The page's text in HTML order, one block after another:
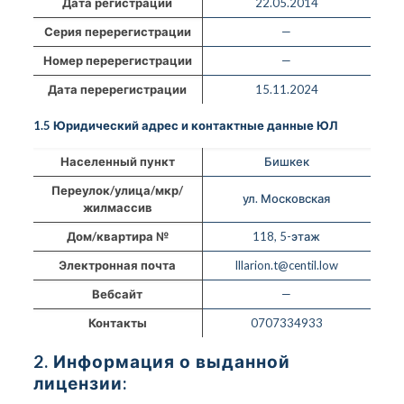
Серия перерегистрации
—
Номер перерегистрации
—
Дата перерегистрации
15.11.2024
1.5 Юридический адрес и контактные данные ЮЛ
Населенный пункт
Бишкек
Переулок/улица/мкр/
жилмассив
ул. Московская
Дом/квартира №
118, 5-этаж
Электронная почта
Illarion.t@centil.low
Вебсайт
—
Контакты
0707334933
2. Информация о выданной
лицензии: